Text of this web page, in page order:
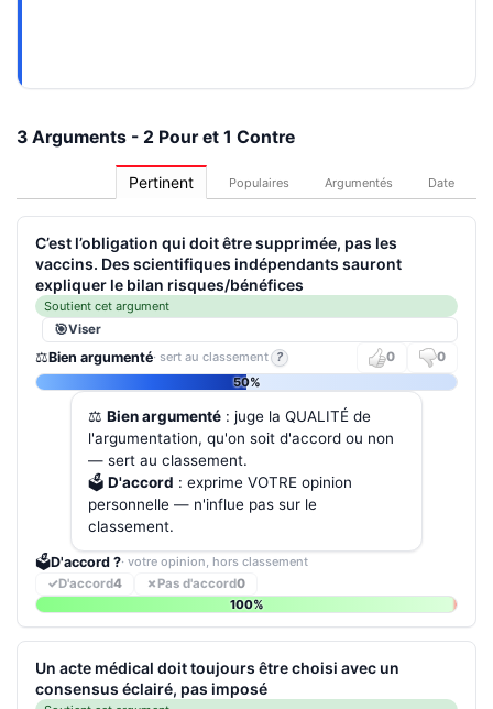
3 Arguments - 2 Pour et 1 Contre
Pertinent Populaires Argumentés Date
C’est l’obligation qui doit être supprimée, pas les
vaccins. Des scientifiques indépendants sauront
expliquer le bilan risques/bénéfices
Soutient cet argument
Viser
⚖️Bien argumenté· sert au classement ? 0
0
50%
⚖️ Bien argumenté : juge la QUALITÉ de
l'argumentation, qu'on soit d'accord ou non
— sert au classement.
🗳️ D'accord : exprime VOTRE opinion
personnelle — n'influe pas sur le
classement.
🗳️D'accord ?· votre opinion, hors classement
✓D'accord4 ✗Pas d'accord0
100%
Un acte médical doit toujours être choisi avec un
consensus éclairé, pas imposé